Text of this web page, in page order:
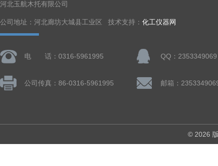
河北玉航木托有限公司
公司地址：河北廊坊大城县工业区 技术支持： 化工仪器网
电 话：0316-5961995 QQ：2353349069
公司传真：86-0316-5961995 邮箱：
© 2026